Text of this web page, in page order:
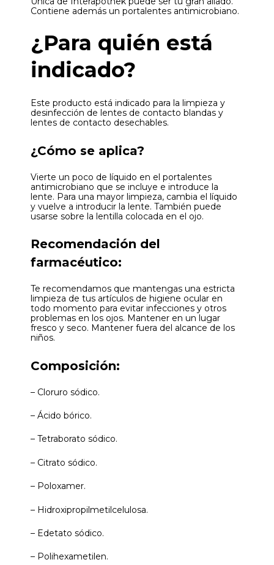
Contiene además un portalentes antimicrobiano.
¿Para quién está
indicado?
Este producto está indicado para la limpieza y
desinfección de lentes de contacto blandas y
lentes de contacto desechables.
¿Cómo se aplica?
Vierte un poco de líquido en el portalentes
antimicrobiano que se incluye e introduce la
lente. Para una mayor limpieza, cambia el líquido
y vuelve a introducir la lente. También puede
usarse sobre la lentilla colocada en el ojo.
Recomendación del
farmacéutico:
Te recomendamos que mantengas una estricta
limpieza de tus artículos de higiene ocular en
todo momento para evitar infecciones y otros
problemas en los ojos. Mantener en un lugar
fresco y seco. Mantener fuera del alcance de los
niños.
Composición:
– Cloruro sódico.
– Ácido bórico.
– Tetraborato sódico.
– Citrato sódico.
– Poloxamer.
– Hidroxipropilmetilcelulosa.
– Edetato sódico.
– Polihexametilen.